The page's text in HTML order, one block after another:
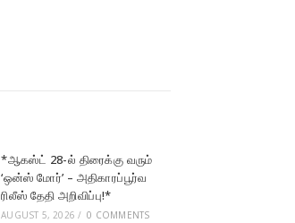
*ஆகஸ்ட் 28-ல் திரைக்கு வரும்
‘ஒன்ஸ் மோர்’ – அதிகாரப்பூர்வ
ரிலீஸ் தேதி அறிவிப்பு!*
AUGUST 5, 2026 / 0 COMMENTS